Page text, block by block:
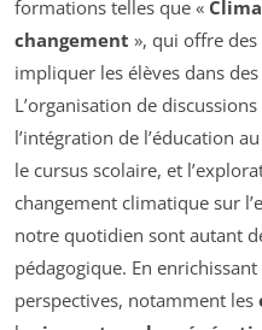
formations telles que «
changement », qui offre
impliquer les élèves dans
L’organisation de
l’intégration de l’éducation
le cursus scolaire, et
changement climatique sur
notre quotidien sont autant
pédagogique. En
perspectives, notamment les